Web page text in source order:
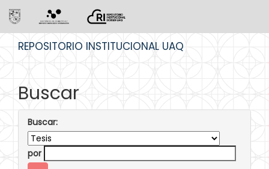
REPOSITORIO INSTITUCIONAL UAQ
Buscar
Buscar:
por